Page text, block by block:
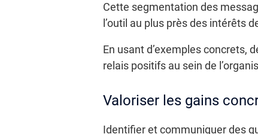
Cette segmentation des
l’outil au plus près des intérêts
En usant d’exemples concrets,
relais positifs au sein de
Valoriser les gains
Identifier et communiquer des